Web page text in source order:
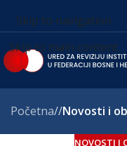
Skip to navigation
Skip to main content
Početna/ Novosti i
NOVOSTI I